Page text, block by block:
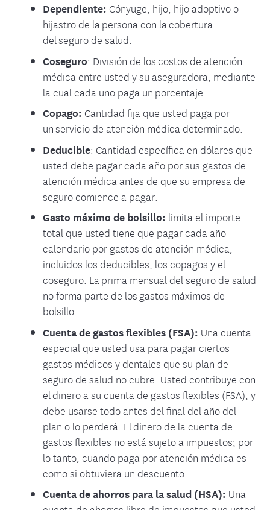
Dependiente: Cónyuge, hijo, hijo adoptivo o
hijastro de la persona con la cobertura
del seguro de salud.
Coseguro: División de los costos de atención
médica entre usted y su aseguradora, mediante
la cual cada uno paga un porcentaje.
Copago: Cantidad fija que usted paga por
un servicio de atención médica determinado.
Deducible: Cantidad específica en dólares que
usted debe pagar cada año por sus gastos de
atención médica antes de que su empresa de
seguro comience a pagar.
Gasto máximo de bolsillo: limita el importe
total que usted tiene que pagar cada año
calendario por gastos de atención médica,
incluidos los deducibles, los copagos y el
coseguro. La prima mensual del seguro de salud
no forma parte de los gastos máximos de
bolsillo.
Cuenta de gastos flexibles (FSA): Una cuenta
especial que usted usa para pagar ciertos
gastos médicos y dentales que su plan de
seguro de salud no cubre. Usted contribuye con
el dinero a su cuenta de gastos flexibles (FSA), y
debe usarse todo antes del final del año del
plan o lo perderá. El dinero de la cuenta de
gastos flexibles no está sujeto a impuestos; por
lo tanto, cuando paga por atención médica es
como si obtuviera un descuento.
Cuenta de ahorros para la salud (HSA): Una